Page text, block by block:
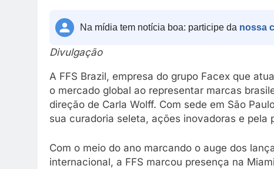
Na mídia tem notícia boa: participe da nossa
Divulgação
A FFS Brazil, empresa do grupo Facex que
o mercado global ao representar marcas
direção de Carla Wolff. Com sede em São
sua curadoria seleta, ações inovadoras e pela
Com o meio do ano marcando o auge dos
internacional, a FFS marcou presença na